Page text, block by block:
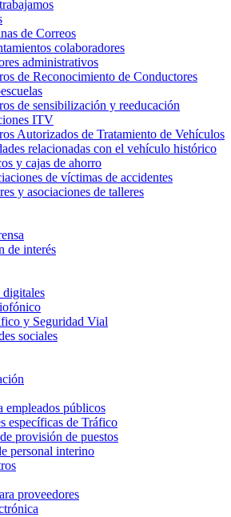
de Correos
colaboradores
administrativos
de Reconocimiento de Conductores
de sensibilización y reeducación
ITV
Autorizados de Tratamiento de Vehículos
relacionadas con el vehículo histórico
y cajas de ahorro
de víctimas de accidentes
y asociaciones de talleres
de interés
digitales
y Seguridad Vial
sociales
empleados públicos
específicas de Tráfico
provisión de puestos
personal interino
proveedores